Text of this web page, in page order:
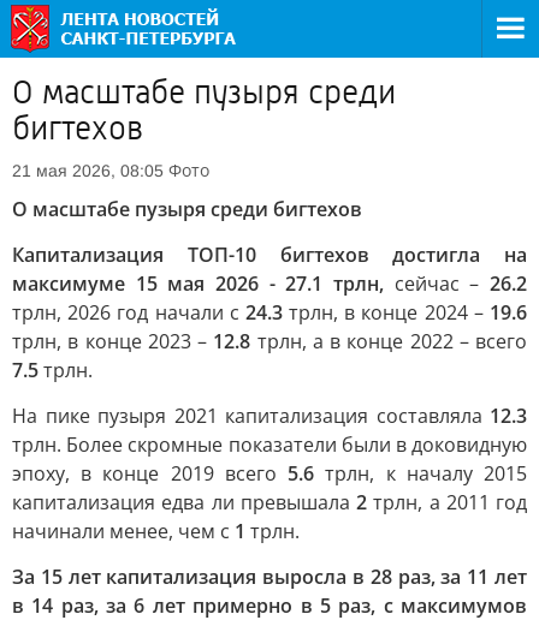
О масштабе пузыря среди
бигтехов
21 мая 2026, 08:05 Фото
О масштабе пузыря среди бигтехов
Капитализация ТОП-10 бигтехов достигла на
максимуме 15 мая 2026 - 27.1 трлн, сейчас – 26.2
трлн, 2026 год начали с 24.3трлн, в конце 2024 – 19.6
трлн, в конце 2023 – 12.8 трлн, а в конце 2022 – всего
7.5трлн.
На пике пузыря 2021 капитализация составляла 12.3
трлн. Более скромные показатели были в доковидную
эпоху, в конце 2019 всего 5.6 трлн, к началу 2015
капитализация едва ли превышала 2 трлн, а 2011 год
начинали менее, чем с 1 трлн.
За 15 лет капитализация выросла в 28 раз, за 11 лет
в 14 раз, за 6 лет примерно в 5 раз, с максимумов